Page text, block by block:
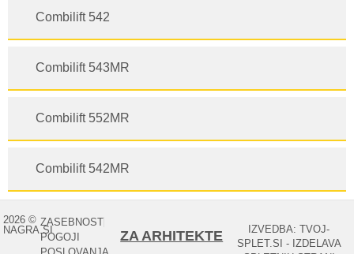
Combilift 542
Combilift 543MR
Combilift 552MR
Combilift 542MR
2026 ©
NAGRA.SI
ZASEBNOST
POGOJI
ZA ARHITEKTE
IZVEDBA: TVOJ-
SPLET.SI - IZDELAVA